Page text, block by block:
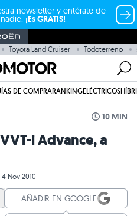
newsletter y entérate de
¡Es GRATIS!
Toyota Land Cruiser Todoterreno
DE COMPRARANKINGELÉCTRICOS
10 MIN
i Advance, a
|4 Nov 2010
AÑADIR EN GOOGLE